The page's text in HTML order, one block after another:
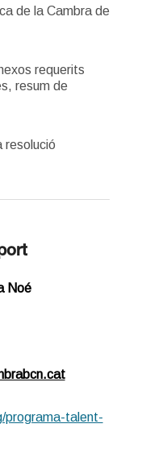
de la Cambra de
requerits
resum de
resolució
Noé
programa-talent-